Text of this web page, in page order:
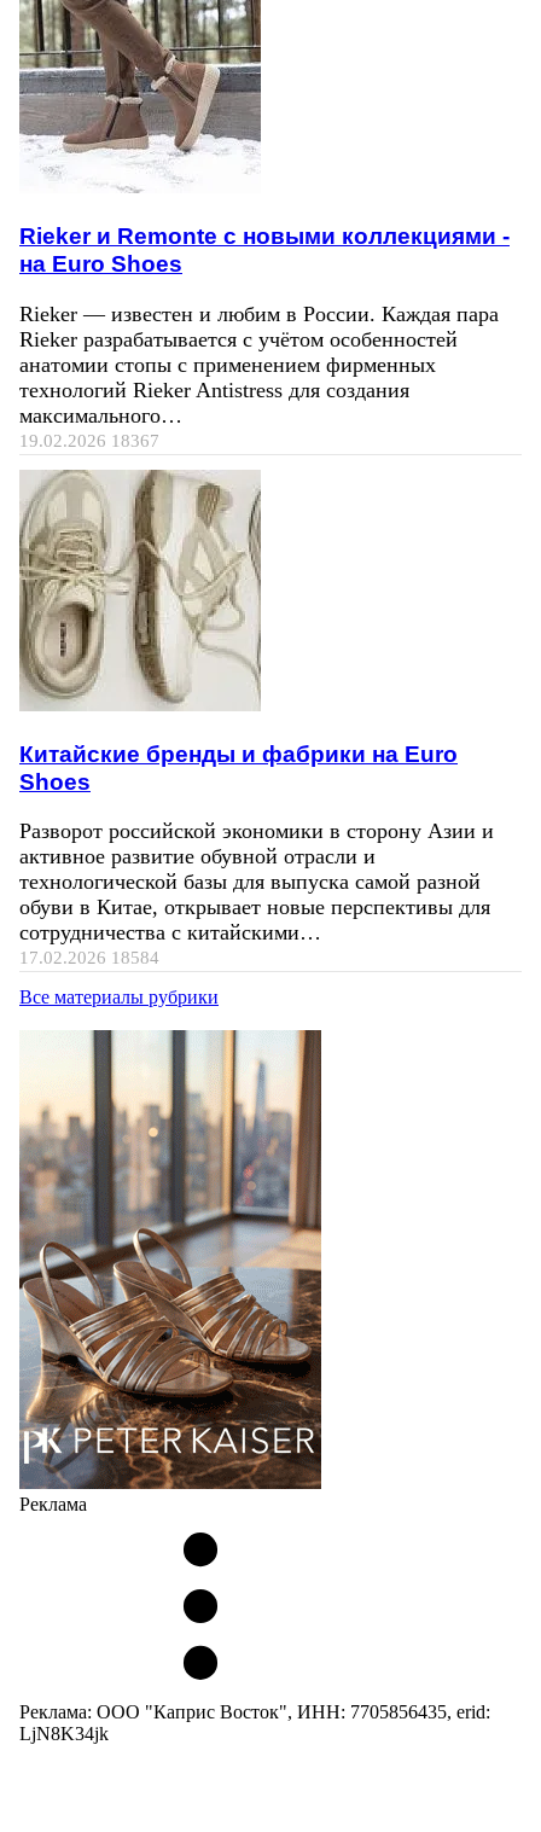
Rieker и Remonte с новыми коллекциями -
на Euro Shoes
Rieker — известен и любим в России. Каждая пара
Rieker разрабатывается с учётом особенностей
анатомии стопы с применением фирменных
технологий Rieker Antistress для создания
максимального…
19.02.2026 18367
Китайские бренды и фабрики на Euro
Shoes
Разворот российской экономики в сторону Азии и
активное развитие обувной отрасли и
технологической базы для выпуска самой разной
обуви в Китае, открывает новые перспективы для
сотрудничества с китайскими…
17.02.2026 18584
Все материалы рубрики
Реклама
Реклама: ООО "Каприс Восток", ИНН: 7705856435, erid:
LjN8K34jk